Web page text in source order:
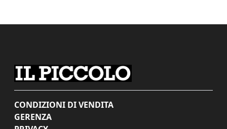
CONDIZIONI DI VENDITA
GERENZA